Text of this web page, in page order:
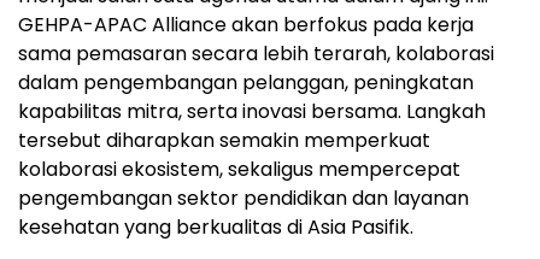
GEHPA-APAC Alliance akan berfokus pada kerja
sama pemasaran secara lebih terarah, kolaborasi
dalam pengembangan pelanggan, peningkatan
kapabilitas mitra, serta inovasi bersama. Langkah
tersebut diharapkan semakin memperkuat
kolaborasi ekosistem, sekaligus mempercepat
pengembangan sektor pendidikan dan layanan
kesehatan yang berkualitas di Asia Pasifik.